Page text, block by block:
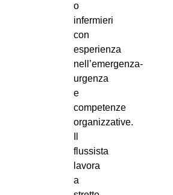
o
infermieri
con
esperienza
nell’emergenza-
urgenza
e
competenze
organizzative.
flussista
lavora
a